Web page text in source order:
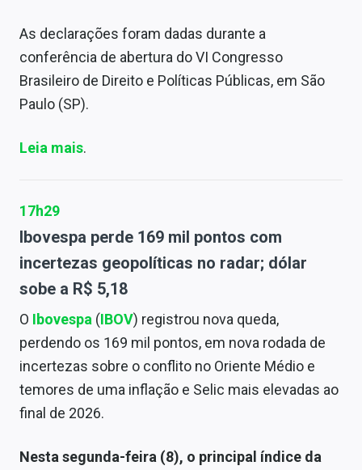
As declarações foram dadas durante a
conferência de abertura do VI Congresso
Brasileiro de Direito e Políticas Públicas, em São
Paulo (SP).
Leia mais.
17h29
Ibovespa perde 169 mil pontos com
incertezas geopolíticas no radar; dólar
sobe a R$ 5,18
O Ibovespa (IBOV) registrou nova queda,
perdendo os 169 mil pontos, em nova rodada de
incertezas sobre o conflito no Oriente Médio e
temores de uma inflação e Selic mais elevadas ao
final de 2026.
Nesta segunda-feira (8), o principal índice da